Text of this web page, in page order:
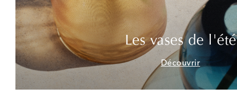
Les vases de l'été
Découvrir